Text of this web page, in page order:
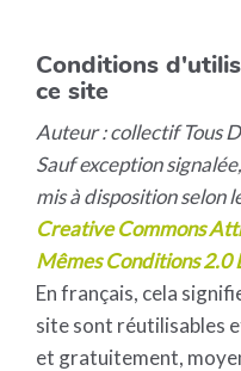
Conditions
ce site
Auteur : collectif Tous
Sauf exception
mis à disposition selon
Creative Commons
Mêmes Conditions 2.0
En français, cela
site sont réutilisables
et gratuitement,